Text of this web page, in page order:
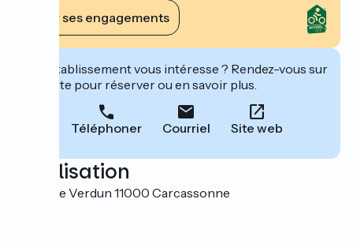
Voir ses engagements
Cet établissement vous intéresse ? Rendez-vous sur
leur site pour réserver ou en savoir plus.
Téléphoner Courriel Site web
Localisation
28 rue de Verdun 11000 Carcassonne